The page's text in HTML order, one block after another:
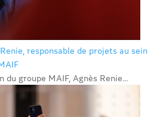
responsable de projets au sein
du groupe MAIF, Agnès Renie...